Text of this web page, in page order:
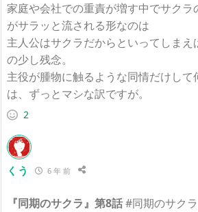
家庭や会社での重責が増す中でサクラ
がサラッと流される形なのは
主人公はサクラだからといってしまえ
の少し残念。
主役が腫物に触るような同情だけして
は、ずっとマシな訳ですが。
2
くう 6 年 前
『同期のサクラ』第8話#同期のサクラ